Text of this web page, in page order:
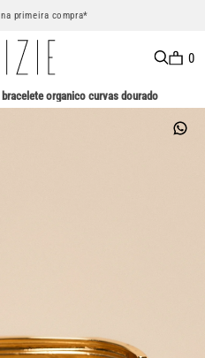
primeira compra*
0
bracelete organico curvas dourado